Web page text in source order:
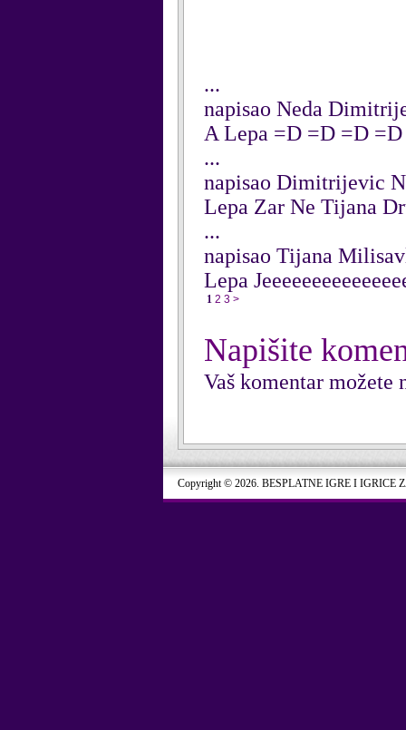
...
napisao Neda
A Lepa =D =D =D =D
...
napisao Dimitrijevic
Lepa Zar Ne Tijana
...
napisao Tijana
Lepa
1 2 3 >
Napišite
Vaš komentar možete
Copyright © 2026. BESPLATNE IGRE I IGRICE